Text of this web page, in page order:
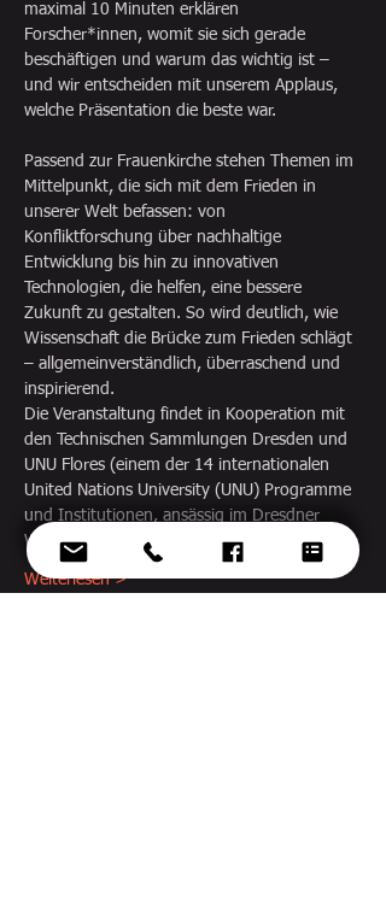
maximal 10 Minuten erklären
Forscher*innen, womit sie sich gerade
beschäftigen und warum das wichtig ist –
und wir entscheiden mit unserem Applaus,
welche Präsentation die beste war.
Passend zur Frauenkirche stehen Themen im
Mittelpunkt, die sich mit dem Frieden in
unserer Welt befassen: von
Konfliktforschung über nachhaltige
Entwicklung bis hin zu innovativen
Technologien, die helfen, eine bessere
Zukunft zu gestalten. So wird deutlich, wie
Wissenschaft die Brücke zum Frieden schlägt
– allgemeinverständlich, überraschend und
inspirierend.
Die Veranstaltung findet in Kooperation mit
den Technischen Sammlungen Dresden und
UNU Flores (einem der 14 internationalen
United Nations University (UNU) Programme
und Institutionen, ansässig im Dresdner
WTC) statt.
Weiterlesen >